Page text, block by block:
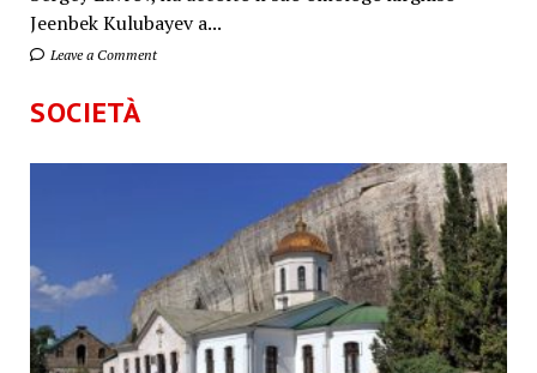
Jeenbek Kulubayev a...
Leave a Comment
SOCIETÀ